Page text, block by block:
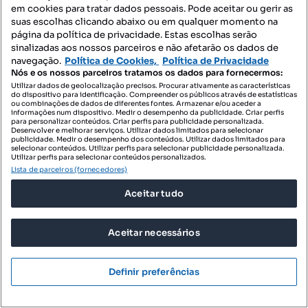
490 000 €3402,78 €/m²
Moradia T3+2 para venda em Paderne, Albufeira
Albufeira, Paderne, Albufeira, Faro
T5 144 m²
Profissional
em cookies para tratar dados pessoais. Pode aceitar ou gerir as
suas escolhas clicando abaixo ou em qualquer momento na
página da política de privacidade. Estas escolhas serão
sinalizadas aos nossos parceiros e não afetarão os dados de
navegação. Política de Cookies, Política de Privacidade
Nós e os nossos parceiros tratamos os dados para fornecermos:
Utilizar dados de geolocalização precisos. Procurar ativamente as características
do dispositivo para identificação. Compreender os públicos através de estatísticas
ou combinações de dados de diferentes fontes. Armazenar e/ou aceder a
informações num dispositivo. Medir o desempenho da publicidade. Criar perfis
para personalizar conteúdos. Criar perfis para publicidade personalizada.
Desenvolver e melhorar serviços. Utilizar dados limitados para selecionar
publicidade. Medir o desempenho dos conteúdos. Utilizar dados limitados para
selecionar conteúdos. Utilizar perfis para selecionar publicidade personalizada.
Utilizar perfis para selecionar conteúdos personalizados.
Lista de parceiros (fornecedores)
Aceitar tudo
Aceitar necessários
Definir preferências